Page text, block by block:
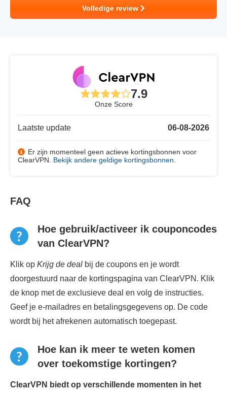
Volledige review
7.9
Onze Score
Laatste update 06-08-2026
Er zijn momenteel geen actieve kortingsbonnen voor
ClearVPN. Bekijk andere geldige kortingsbonnen
FAQ
Hoe gebruik/activeer ik couponcodes
van ClearVPN?
Klik op Krijg de deal bij de coupons en je wordt
doorgestuurd naar de kortingspagina van ClearVPN. Klik
de knop met de exclusieve deal en volg de instructies.
Geef je e-mailadres en betalingsgegevens op. De code
wordt bij het afrekenen automatisch toegepast.
Hoe kan ik meer te weten komen
over toekomstige kortingen?
ClearVPN biedt op verschillende momenten in het